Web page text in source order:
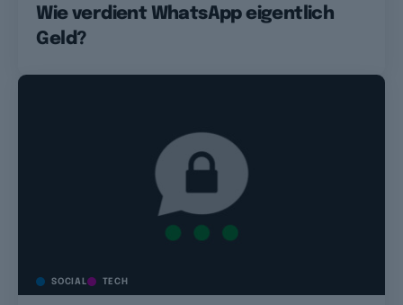
Wie verdient WhatsApp eigentlich
Geld?
SOCIAL TECH